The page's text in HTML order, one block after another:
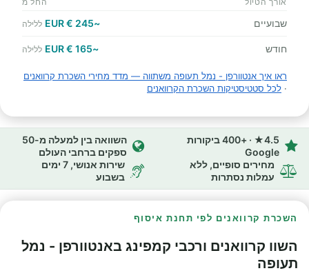
שבועיים ~245 € EUR ללילה
חודש ~165 € EUR ללילה
ראו איך אנטוורפן - נמל תעופה משתווה — מדד מחירי השכרת קרוואנים
· לכל סטטיסטיקות השכרת הקרוואנים
4.5★ · +400 ביקורות
Google
השוואה בין למעלה מ-50
ספקים ברחבי העולם
מחירים סופיים, ללא
עמלות נסתרות
שירות אנושי, 7 ימים
בשבוע
השכרת קרוואנים לפי תחנת איסוף
השוו קרוואנים ורכבי קמפינג באנטוורפן - נמל
תעופה